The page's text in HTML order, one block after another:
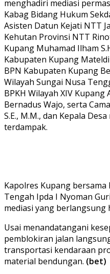
menghadiri mediasi
Kabag Bidang Hukum
Asisten Datun Kejati NTT
Kehutan Provinsi NTT
Kupang Muhamad Ilham
Kabupaten Kupang
BPN Kabupaten Kupang
Wilayah Sungai Nusa
BPKH Wilayah XIV
Bernadus Wajo, serta
S.E., M.M., dan Kepala
terdampak.
Kapolres Kupang bersama
Tengah Ipda I Nyoman
mediasi yang
Usai menandatangani
pemblokiran jalan
transportasi kendaraan
material bendungan. (bet)